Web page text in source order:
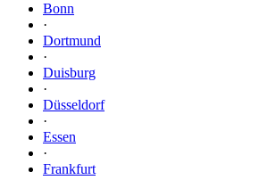
Bonn
·
Dortmund
·
Duisburg
·
Düsseldorf
·
Essen
·
Frankfurt